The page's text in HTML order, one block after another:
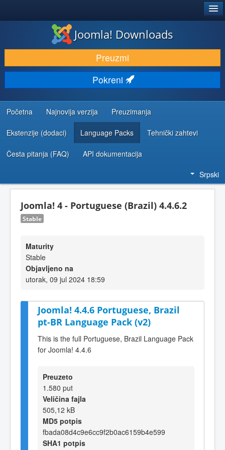
PREUZIMANJE I PROŠIRENJA (EKSTENZIJE)
OTKRIJTE I NAUČITE
ZAJEDNICA I PODRŠKA
RESURSI ZA RAZVOJ
Joomla! Downloads
Preuzmi
Pokreni
Početna Najnovija verzija Preuzimanja
Ekstenzije (dodaci) Language Packs Tehnički zahtevi
Česta pitanja (FAQ) API dokumentacija
Srpski
Joomla! 4 - Portuguese (Brazil) 4.4.6.2
Stable
Maturity
Stable
Objavljeno na
utorak, 09 jul 2024 18:59
Joomla! 4.4.6 Portuguese, Brazil
pt-BR Language Pack (v2)
This is the full Portuguese, Brazil Language Pack
for Joomla! 4.4.6
Preuzeto
1.580 put
Veličina fajla
505,12 kB
MD5 potpis
fbada08d4c9e6cc9f2b0ac6159b4e599
SHA1 potpis